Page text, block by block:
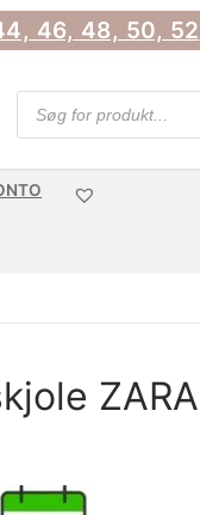
46, 48, 50, 52
Products
search
ZARA